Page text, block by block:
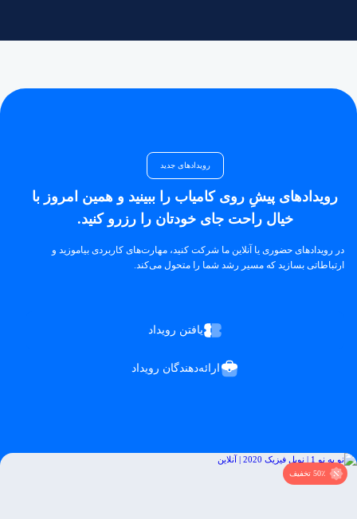
رویدادهای جدید
رویدادهای پیشِ روی کامیاب را ببینید و همین امروز با
خیال راحت جای خودتان را رزرو کنید.
در رویدادهای حضوری یا آنلاین ما شرکت کنید، مهارت‌های کاربردی بیاموزید و
ارتباطاتی بسازید که مسیر رشد شما را متحول می‌کند.
یافتن رویداد
ارائه‌دهندگان رویداد
50٪ تخفیف